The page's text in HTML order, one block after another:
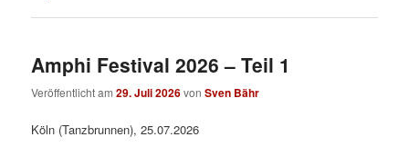
Amphi Festival 2026 – Teil 1
Veröffentlicht am29. Juli 2026vonSven Bähr
Köln (Tanzbrunnen), 25.07.2026